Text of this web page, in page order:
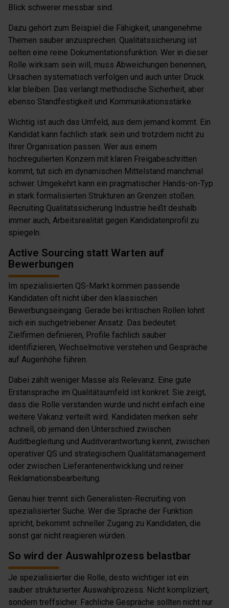
Blick schwerer messbar sind.
Dazu gehört zum Beispiel die Fähigkeit, unangenehme
Themen sauber anzusprechen. Qualitätssicherung ist
selten eine reine Dokumentationsfunktion. Wer in dieser
Rolle wirksam sein will, muss Abweichungen benennen,
Ursachen systematisch verfolgen und auch unter Druck
klar bleiben. Das verlangt methodische Sicherheit, aber
ebenso Standfestigkeit und Kommunikationsstärke.
Wichtig ist auch das Umfeld, aus dem jemand kommt. Ein
Kandidat kann fachlich stark sein und trotzdem nicht zu
Ihrer Organisation passen. Wer aus einem
hochregulierten Konzern mit klaren Freigabeschritten
kommt, tut sich im dynamischen Mittelstand manchmal
schwer. Umgekehrt kann ein pragmatischer Hands-on-Typ
in stark formalisierten Strukturen an Grenzen stoßen.
Recruiting Qualitätssicherung Industrie heißt deshalb
immer auch, Arbeitsrealität gegen Kandidatenprofil zu
spiegeln.
Active Sourcing statt Warten auf
Bewerbungen
Im spezialisierten QS-Markt kommen passende
Kandidaten oft nicht über den klassischen
Bewerbungseingang. Gerade bei kritischen Rollen lohnt
sich ein suchgetriebener Ansatz. Das bedeutet:
Zielfirmen definieren, Profile fachlich sauber
identifizieren, Wechselmotive verstehen und Gespräche
auf Augenhöhe führen.
Dabei zählt weniger Masse als Relevanz. Eine gute
Erstansprache im Qualitätsumfeld ist konkret. Sie zeigt,
dass die Rolle verstanden wurde und nicht einfach eine
weitere Vakanz verteilt wird. Kandidaten merken sehr
schnell, ob jemand den Unterschied zwischen
Auditbegleitung und Auditverantwortung kennt, zwischen
operativer QS und strategischem Qualitätsmanagement
oder zwischen Lieferantenentwicklung und reiner
Reklamationsbearbeitung.
Genau hier trennt sich Generalisten-Recruiting von
spezialisierter Suche. Wer die Sprache der Funktion
spricht, bekommt schneller Zugang zu Kandidaten, die
sonst gar nicht reagieren würden.
So wird der Auswahlprozess belastbar
Je spezialisierter die Rolle, desto wichtiger ist ein
sauber strukturierter Auswahlprozess. Nicht kompliziert,
sondern treffsicher. Fachliche Gespräche sollten nicht nur